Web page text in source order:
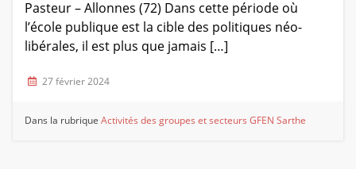
Pasteur – Allonnes (72) Dans cette période où
l’école publique est la cible des politiques néo-
libérales, il est plus que jamais […]
27 février 2024
Dans la rubriqueActivités des groupes et secteurs GFEN Sarthe